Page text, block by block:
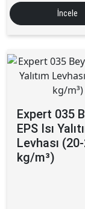
İncele
Expert 035
EPS Isı
Levhası
kg/m³)